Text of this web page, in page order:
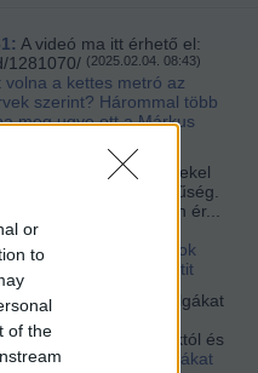
or
to
of the
A videó ma itt érhető el:
1281070/ (2025.02.04. 08:43)
volna a kettes metró az
szerint? Hárommal több
meg ugye ott a Márkus
Sziasztok! Nagyon érdekel
az építészet és korszerűség.
nap egy nagyon ér...
)
Müpáról. Ugyanazok
építik, mint a budapestit
A négerek rabszolgákat
Afrikában, hanem
az ottani uralkodóktól és
23:36
Rabszolgákat